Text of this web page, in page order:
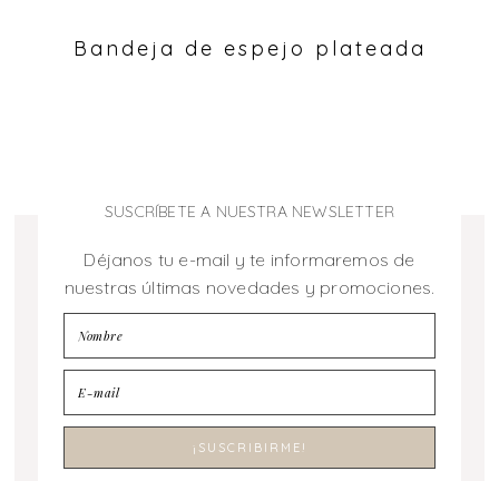
Bandeja de espejo plateada
SUSCRÍBETE A NUESTRA NEWSLETTER
Déjanos tu e-mail y te informaremos de
nuestras últimas novedades y promociones.